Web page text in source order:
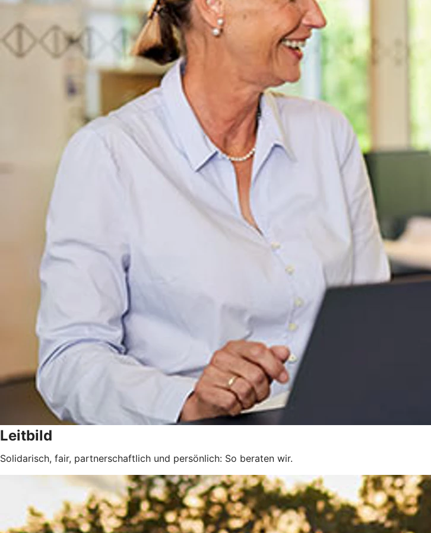
Leitbild
Solidarisch, fair, partnerschaftlich und persönlich: So beraten wir.